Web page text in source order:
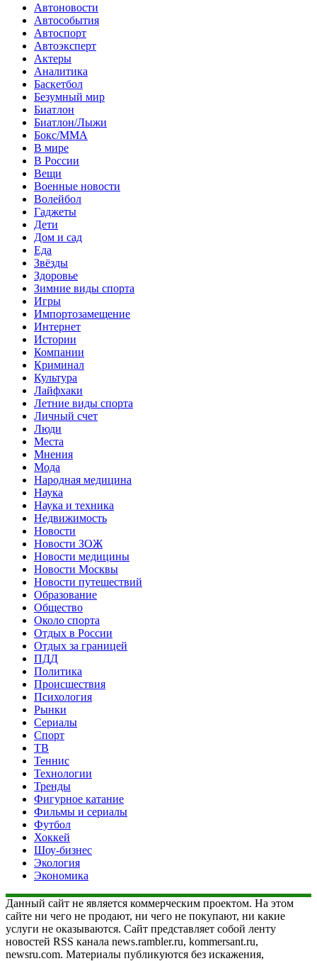
Автоновости
Автособытия
Автоспорт
Автоэксперт
Актеры
Аналитика
Баскетбол
Безумный мир
Биатлон
Биатлон/Лыжи
Бокс/MMA
В мире
В России
Вещи
Военные новости
Волейбол
Гаджеты
Дети
Дом и сад
Еда
Звёзды
Здоровье
Зимние виды спорта
Игры
Импортозамещение
Интернет
Истории
Компании
Криминал
Культура
Лайфхаки
Летние виды спорта
Личный счет
Люди
Места
Мнения
Мода
Народная медицина
Наука
Наука и техника
Недвижимость
Новости
Новости ЗОЖ
Новости медицины
Новости Москвы
Новости путешествий
Образование
Общество
Около спорта
Отдых в России
Отдых за границей
ПДД
Политика
Происшествия
Психология
Рынки
Сериалы
Спорт
ТВ
Теннис
Технологии
Тренды
Фигурное катание
Фильмы и сериалы
Футбол
Хоккей
Шоу-бизнес
Экология
Экономика
Данный сайт не является коммерческим проектом. На этом
сайте ни чего не продают, ни чего не покупают, ни какие
услуги не оказываются. Сайт представляет собой ленту
новостей RSS канала news.rambler.ru, kommersant.ru,
newsru.com. Материалы публикуются без искажения,